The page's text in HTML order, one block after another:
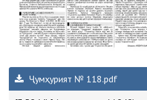
Ҷумҳурият № 118.pdf